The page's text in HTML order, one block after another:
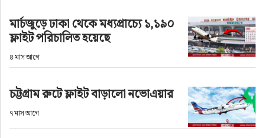
মার্চজুড়ে ঢাকা থেকে মধ্যপ্রাচ্যে ১,১৯০
ফ্লাইট পরিচালিত হয়েছে
৪ মাস আগে
চট্টগ্রাম রুটে ফ্লাইট বাড়ালো নভোএয়ার
৭ মাস আগে